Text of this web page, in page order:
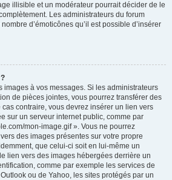
illisible et un modérateur pourrait décider de le
Les administrateurs du forum
d’émoticônes qu’il est possible d’insérer
images à vos messages. Si les administrateurs
de pièces jointes, vous pourrez transférer des
contraire, vous devrez insérer un lien vers
sur un serveur internet public, comme par
mon-image.gif ». Vous ne pourrez
des images présentes sur votre propre
que celui-ci soit en lui-même un
lien vers des images hébergées derrière un
comme par exemple les services de
ou de Yahoo, les sites protégés par un